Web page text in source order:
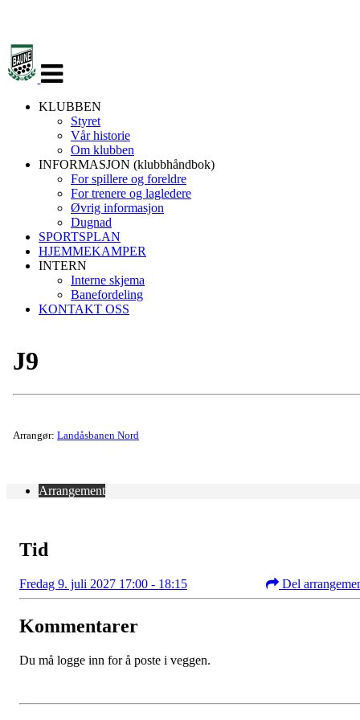
navigasjon
KLUBBEN
Styret
Vår historie
Om klubben
INFORMASJON (klubbhåndbok)
For spillere og foreldre
For trenere og lagledere
Øvrig informasjon
Dugnad
SPORTSPLAN
HJEMMEKAMPER
INTERN
Interne skjema
Banefordeling
KONTAKT OSS
J9
Arrangør: Landåsbanen Nord
Arrangement
Tid
Fredag 9. juli 2027 17:00 - 18:15 Del
Kommentarer
Du må logge inn for å poste i veggen.